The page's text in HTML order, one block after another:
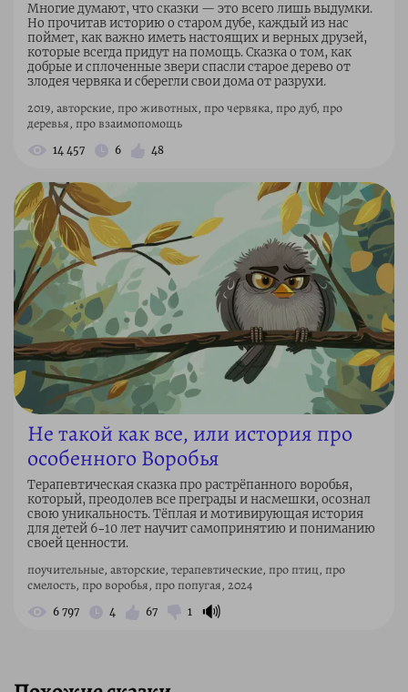
Многие думают, что сказки — это всего лишь выдумки.
Но прочитав историю о старом дубе, каждый из нас
поймет, как важно иметь настоящих и верных друзей,
которые всегда придут на помощь. Сказка о том, как
добрые и сплоченные звери спасли старое дерево от
злодея червяка и сберегли свои дома от разрухи.
2019, авторские, про животных, про червяка, про дуб, про
деревья, про взаимопомощь
14 457 6 48
Не такой как все, или история про
особенного Воробья
Терапевтическая сказка про растрёпанного воробья,
который, преодолев все преграды и насмешки, осознал
свою уникальность. Тёплая и мотивирующая история
для детей 6–10 лет научит самопринятию и пониманию
своей ценности.
поучительные, авторские, терапевтические, про птиц, про
смелость, про воробья, про попугая, 2024
6 797 4 67 1 🔊